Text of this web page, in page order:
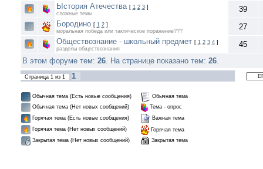
Ыстория Атечества [ 1 2 3]
сложные темы
39
Бородино [ 1 2]
моральная победа или тактическое поражение???
27
Обществознание - школьный предмет [ 1 2 3 4]
разделы обществознания
45
В этом форуме тем: 26. На странице показано тем: 26.
Страница 1из 1 1
Обычная тема (Есть новые сообщения)
Обычная тема
Обычная тема (Нет новых сообщений)
Тема - опрос
Горячая тема (Есть новые сообщения)
Важная тема
Горячая тема (Нет новых сообщений)
Горячая тема
Закрытая тема (Нет новых сообщений)
Закрытая тема